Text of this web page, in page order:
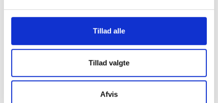
Tillad alle
Tillad valgte
Afvis
2027
forsyningssvigt